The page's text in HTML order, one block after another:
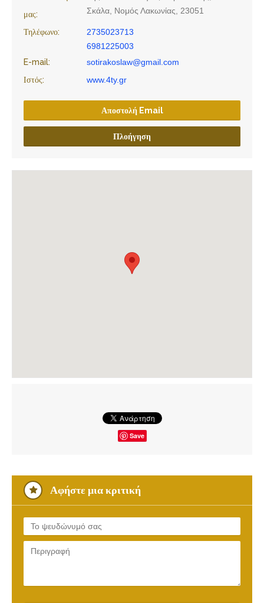
μας:
Σκάλα, Νομός Λακωνίας, 23051
Τηλέφωνο:
2735023713
6981225003
E-mail:
sotirakoslaw@gmail.com
Ιστός:
www.4ty.gr
Αποστολή Email
Πλοήγηση
Save
Αφήστε μια κριτική